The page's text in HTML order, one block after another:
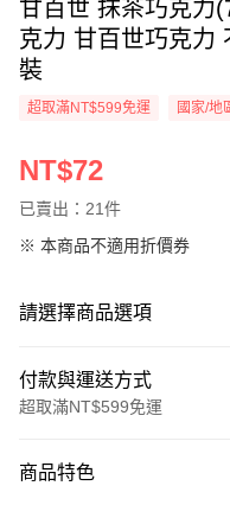
甘百世 抹茶巧克力
克力 甘百世巧克力
裝
超取滿NT$599免運 國家/地
NT$72
已賣出：21件
※ 本商品不適用折價券
請選擇商品選項
付款與運送方式
超取滿NT$599免運
信用卡一次付款
商品特色